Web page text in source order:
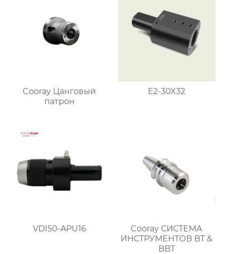
Cooray Цанговый
патрон
E2-30X32
VDI50-APU16
Cooray СИСТЕМА
ИНСТРУМЕНТОВ BT &
BBT